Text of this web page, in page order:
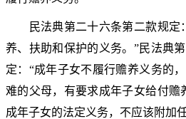
民法典第二十六条第二款规定
养、扶助和保护的义务。”民法典
定：“成年子女不履行赡养义务的
难的父母，有要求成年子女给付赡
成年子女的法定义务，不应该附加